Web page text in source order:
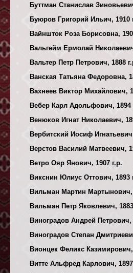
Буттман Станислав
Буюров Григорий Ильич, 1910
Вайншток Роза Борисовна,
Вальгейм Ермолай
Вальтер Петр Петрович, 1888
Ванская Татьяна Федоровна,
Вахнеев Виктор Михайлович,
Вебер Карл Адольфович, 1894
Венюков Игнат Николаевич,
Вербитский Иосиф
Верстов Василий Матвеевич,
Ветро Ояр Янович, 1907 г.р.
Викснин Юлиус Оттович, 1893
Вильман Мартин Мартынович,
Вильман Петр Яковлевич,
Виноградов Андрей Петрович,
Виноградов Степан
Вионцек Феликс Казимирович,
Витте Альфред Карлович, 1897